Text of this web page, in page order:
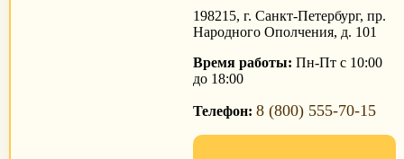
198215, г. Санкт-Петербург, пр.
Народного Ополчения, д. 101
Время работы: Пн-Пт с 10:00
до 18:00
Телефон: 8 (800) 555-70-15